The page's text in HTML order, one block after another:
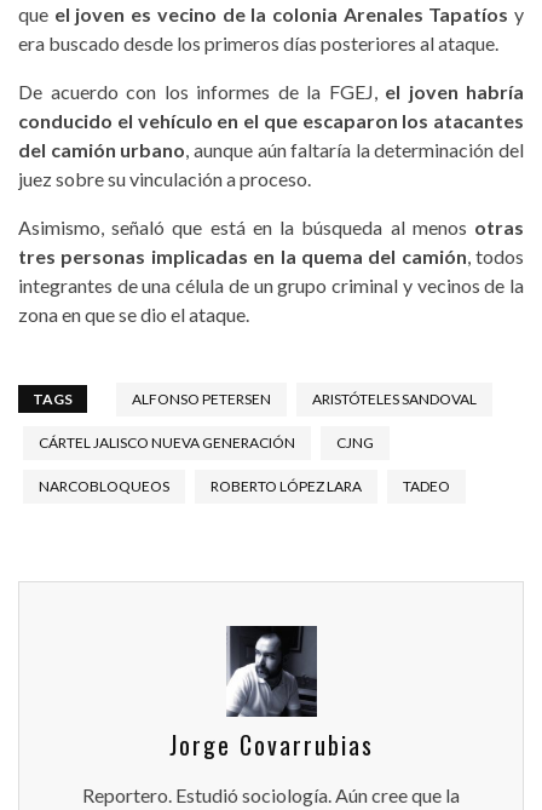
que el joven es vecino de la colonia Arenales Tapatíos y
era buscado desde los primeros días posteriores al ataque.
De acuerdo con los informes de la FGEJ, el joven habría
conducido el vehículo en el que escaparon los atacantes
del camión urbano, aunque aún faltaría la determinación del
juez sobre su vinculación a proceso.
Asimismo, señaló que está en la búsqueda al menos otras
tres personas implicadas en la quema del camión, todos
integrantes de una célula de un grupo criminal y vecinos de la
zona en que se dio el ataque.
TAGS ALFONSO PETERSEN ARISTÓTELES SANDOVAL
CÁRTEL JALISCO NUEVA GENERACIÓN CJNG
NARCOBLOQUEOS ROBERTO LÓPEZ LARA TADEO
Jorge Covarrubias
Reportero. Estudió sociología. Aún cree que la